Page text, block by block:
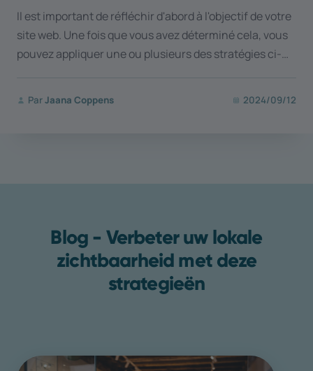
Il est important de réfléchir d'abord à l'objectif de votre
site web. Une fois que vous avez déterminé cela, vous
pouvez appliquer une ou plusieurs des stratégies ci-
ParJaana Coppens 2024/09/12
Blog - Verbeter uw lokale
zichtbaarheid met deze
strategieën